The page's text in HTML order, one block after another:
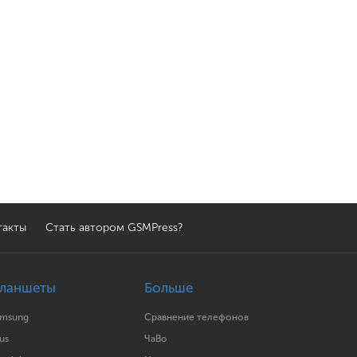
Стать автором GSMPress?
Больше
Сравнение телефонов
ЧаВо